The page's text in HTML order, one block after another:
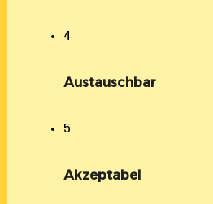
4
Austauschbar
5
Akzeptabel